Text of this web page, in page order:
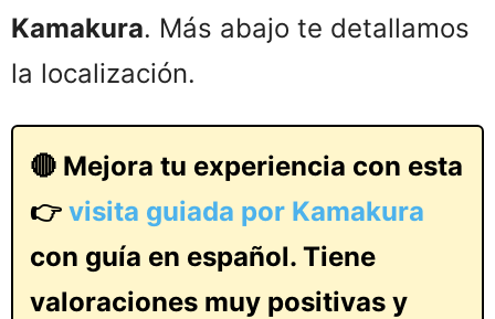
Kamakura. Más abajo te detallamos
la localización.
🔴 Mejora tu experiencia con esta
👉 visita guiada por Kamakura
con guía en español. Tiene
valoraciones muy positivas y